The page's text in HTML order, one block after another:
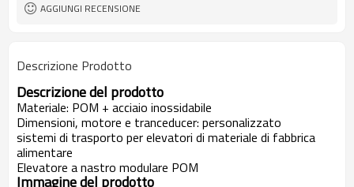
AGGIUNGI RECENSIONE
Descrizione Prodotto
Descrizione del prodotto
Materiale: POM + acciaio inossidabile
Dimensioni, motore e tranceducer: personalizzato
sistemi di trasporto per elevatori di materiale di fabbrica
alimentare
Elevatore a nastro modulare POM
Immagine del prodotto